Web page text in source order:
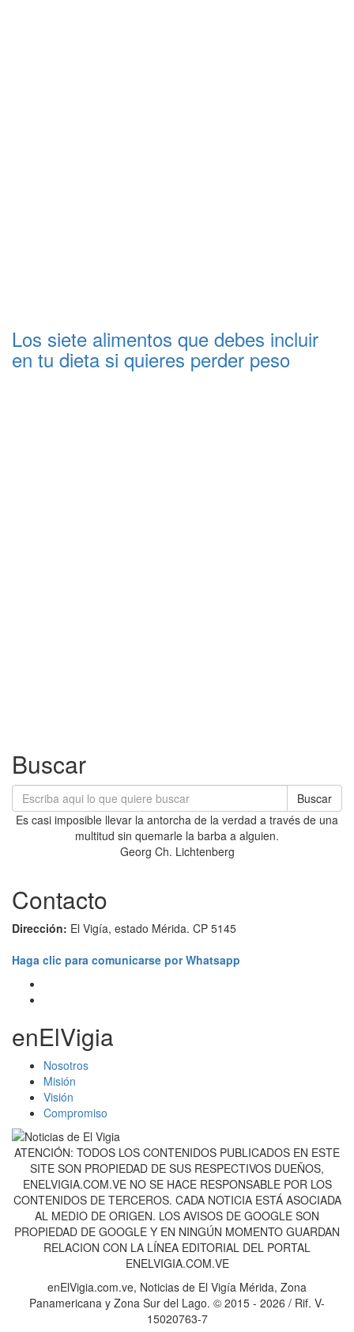
Los siete alimentos que debes incluir
en tu dieta si quieres perder peso
Buscar
Buscar
Es casi imposible llevar la antorcha de la verdad a través de una
multitud sin quemarle la barba a alguien.
Georg Ch. Lichtenberg
Contacto
Dirección: El Vigía, estado Mérida. CP 5145
Haga clic para comunicarse por Whatsapp
enElVigia
Nosotros
Misión
Visión
Compromiso
ATENCIÓN: TODOS LOS CONTENIDOS PUBLICADOS EN ESTE
SITE SON PROPIEDAD DE SUS RESPECTIVOS DUEÑOS,
ENELVIGIA.COM.VE NO SE HACE RESPONSABLE POR LOS
CONTENIDOS DE TERCEROS. CADA NOTICIA ESTÁ ASOCIADA
AL MEDIO DE ORIGEN. LOS AVISOS DE GOOGLE SON
PROPIEDAD DE GOOGLE Y EN NINGÚN MOMENTO GUARDAN
RELACION CON LA LÍNEA EDITORIAL DEL PORTAL
ENELVIGIA.COM.VE
enElVigia.com.ve, Noticias de El Vigía Mérida, Zona
Panamericana y Zona Sur del Lago. © 2015 - 2026 / Rif. V-
15020763-7